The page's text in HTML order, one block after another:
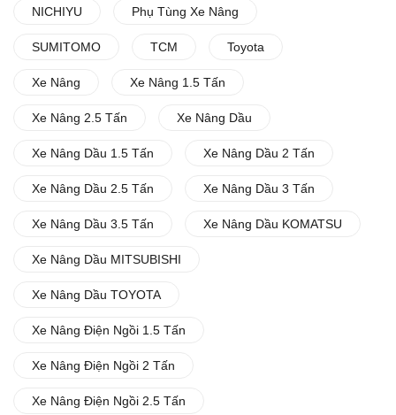
NICHIYU Phụ Tùng Xe Nâng
SUMITOMO TCM Toyota
Xe Nâng Xe Nâng 1.5 Tấn
Xe Nâng 2.5 Tấn Xe Nâng Dầu
Xe Nâng Dầu 1.5 Tấn Xe Nâng Dầu 2 Tấn
Xe Nâng Dầu 2.5 Tấn Xe Nâng Dầu 3 Tấn
Xe Nâng Dầu 3.5 Tấn Xe Nâng Dầu KOMATSU
Xe Nâng Dầu MITSUBISHI
Xe Nâng Dầu TOYOTA
Xe Nâng Điện Ngồi 1.5 Tấn
Xe Nâng Điện Ngồi 2 Tấn
Xe Nâng Điện Ngồi 2.5 Tấn